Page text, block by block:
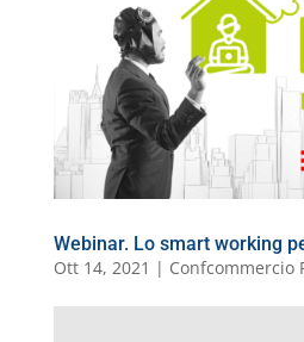
Webinar. Lo smart working
Ott 14, 2021 | Confcommercio